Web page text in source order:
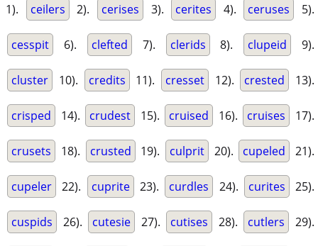
1). ceilers 2). cerises 3). cerites 4). ceruses 5).
cesspit 6). clefted 7). clerids 8). clupeid 9).
cluster 10). credits 11). cresset 12). crested 13).
crisped 14). crudest 15). cruised 16). cruises 17).
crusets 18). crusted 19). culprit 20). cupeled 21).
cupeler 22). cuprite 23). curdles 24). curites 25).
cuspids 26). cutesie 27). cutises 28). cutlers 29).